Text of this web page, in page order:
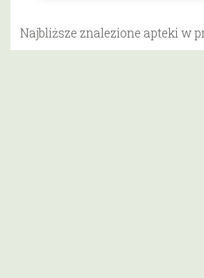
Najbliższe znalezione apteki w